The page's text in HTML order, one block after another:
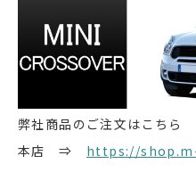
弊社商品のご注文はこちら
本店 ⇒ https://